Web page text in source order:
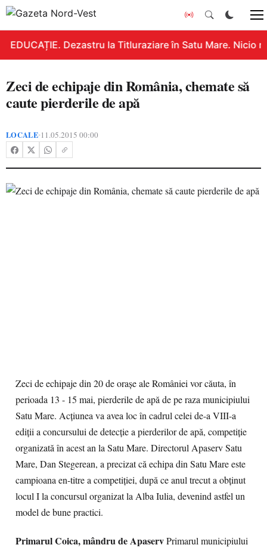
EDUCAȚIE. Dezastru la Titluraziare în Satu Mare. Nicio
Zeci de echipaje din România, chemate să
caute pierderile de apă
LOCALE•11.05.2015 00:00
Zeci de echipaje din 20 de oraşe ale României vor căuta, în
perioada 13 - 15 mai, pierderile de apă de pe raza municipiului
Satu Mare. Acţiunea va avea loc în cadrul celei de-a VIII-a
ediţii a concursului de detecţie a pierderilor de apă, competiţie
organizată în acest an la Satu Mare. Directorul Apaserv Satu
Mare, Dan Stegerean, a precizat că echipa din Satu Mare este
campioana en-titre a competiţiei, după ce anul trecut a obţinut
locul I la concursul organizat la Alba Iulia, devenind astfel un
model de bune practici.
Primarul Coica, mândru de ApaservPrimarul municipiului